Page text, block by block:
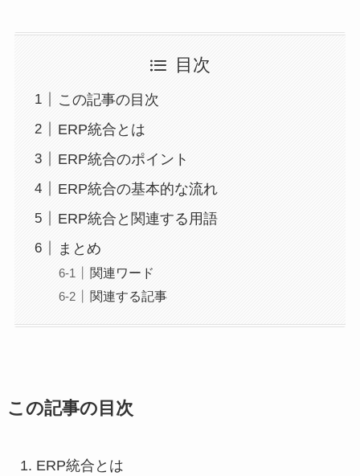
目次
この記事の目次
ERP統合とは
ERP統合のポイント
ERP統合の基本的な流れ
ERP統合と関連する用語
まとめ
関連ワード
関連する記事
この記事の目次
ERP統合とは